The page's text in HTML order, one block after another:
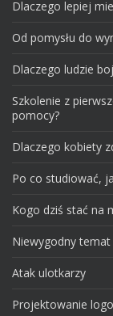
Dlaczego lepiej
Od pomysłu do
Dlaczego ludzie
Szkolenie z
pomocy?
Dlaczego kobiety
Po co studiować,
Kogo dziś stać na
Niewygodny
Atak ulotkarzy
Projektowanie